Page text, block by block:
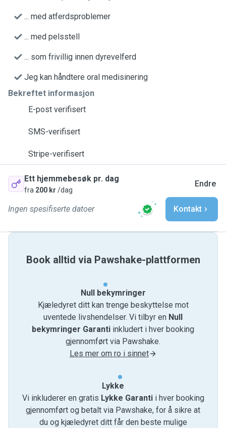
... med atferdsproblemer
... med pelsstell
... som frivillig innen dyrevelferd
Jeg kan håndtere oral medisinering
Bekreftet informasjon
E-post verifisert
SMS-verifisert
Stripe-verifisert
Ett hjemmebesøk pr. dag
fra 200 kr /dag
Endre
Ingen spesifiserte datoer Kontakt
Book alltid via Pawshake-plattformen
Null bekymringer
Kjæledyret ditt kan trenge beskyttelse mot
uventede livshendelser. Vi tilbyr en Null
bekymringer Garanti inkludert i hver booking
gjennomført via Pawshake.
Les mer om ro i sinnet
Lykke
Vi inkluderer en gratis Lykke Garantii hver booking
gjennomført og betalt via Pawshake, for å sikre at
du og kjæledyret ditt får den beste mulige